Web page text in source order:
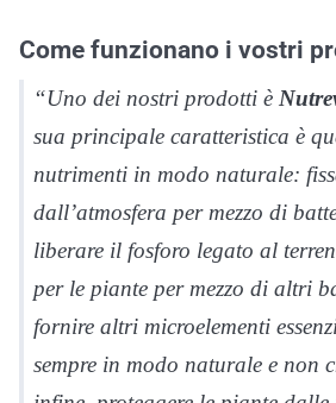
Come funzionano i vostri
“Uno dei nostri prodotti è
sua principale caratteristica è
nutrimenti in modo naturale:
dall’atmosfera per mezzo di
liberare il fosforo legato al
per le piante per mezzo di altri
fornire altri microelementi
sempre in modo naturale e non